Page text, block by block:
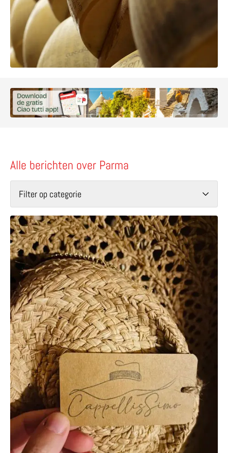
Alle berichten over Parma
Filter op categorie
Lees meer over CappellisSimo – de mooiste met de